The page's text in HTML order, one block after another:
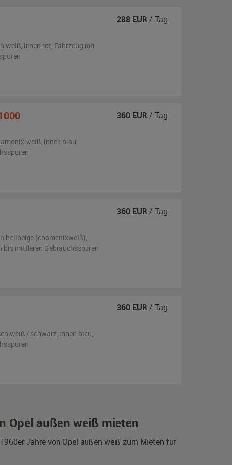
Opel außen weiß mieten
Jahre von Opel außen weiß zum Mieten für
weiß, innen rot, Fahrzeug mit
288 EUR / Tag
weiß, innen blau,
360 EUR / Tag
hellbeige (chamonixweiß),
bis mittleren Gebrauchsspuren
360 EUR / Tag
weiß / schwarz, innen blau,
360 EUR / Tag